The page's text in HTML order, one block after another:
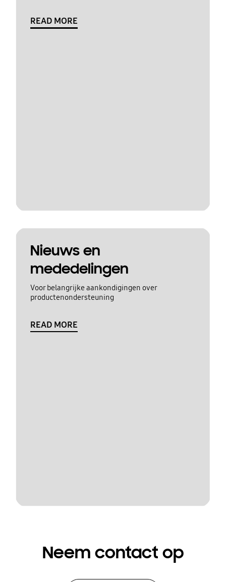
READ MORE
Nieuws en
mededelingen
Voor belangrijke aankondigingen over
productenondersteuning
READ MORE
Neem contact op